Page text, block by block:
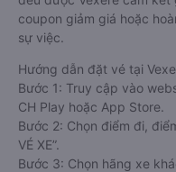
coupon giảm giá hoặc
sự việc.
Hướng dẫn đặt vé tại
Bước 1: Truy cập vào
CH Play hoặc App Store.
Bước 2: Chọn điểm đi,
VÉ XE”.
Bước 3: Chọn hãng xe